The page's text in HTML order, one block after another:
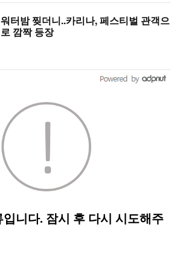
워터밤 찢더니..카리나, 페스티벌 관객으
로 깜짝 등장